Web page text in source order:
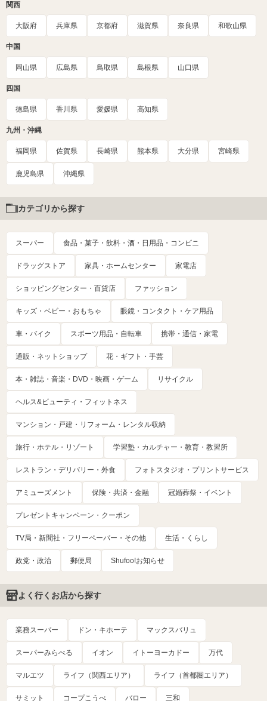
関西
大阪府 兵庫県 京都府 滋賀県 奈良県 和歌山県
中国
岡山県 広島県 鳥取県 島根県 山口県
四国
徳島県 香川県 愛媛県 高知県
九州・沖縄
福岡県 佐賀県 長崎県 熊本県 大分県 宮崎県
鹿児島県 沖縄県
カテゴリから探す
スーパー 食品・菓子・飲料・酒・日用品・コンビニ
ドラッグストア 家具・ホームセンター 家電店
ショッピングセンター・百貨店 ファッション
キッズ・ベビー・おもちゃ 眼鏡・コンタクト・ケア用品
車・バイク スポーツ用品・自転車 携帯・通信・家電
通販・ネットショップ 花・ギフト・手芸
本・雑誌・音楽・DVD・映画・ゲーム リサイクル
ヘルス&ビューティ・フィットネス
マンション・戸建・リフォーム・レンタル収納
旅行・ホテル・リゾート 学習塾・カルチャー・教育・教習所
レストラン・デリバリー・外食 フォトスタジオ・プリントサービス
アミューズメント 保険・共済・金融 冠婚葬祭・イベント
プレゼントキャンペーン・クーポン
TV局・新聞社・フリーペーパー・その他 生活・くらし
政党・政治 郵便局 Shufoo!お知らせ
よく行くお店から探す
業務スーパー ドン・キホーテ マックスバリュ
スーパーみらべる イオン イトーヨーカドー 万代
マルエツ ライフ（関西エリア） ライフ（首都圏エリア）
サミット コープこうべ バロー 三和